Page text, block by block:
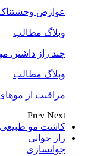
عوارض وحشتناک
وبلاگ مطالب
چند راز داشتن
وبلاگ مطالب
مراقبت از
Prev Next
کاشت مو طبیعی
راز جوانی
جوانسازی